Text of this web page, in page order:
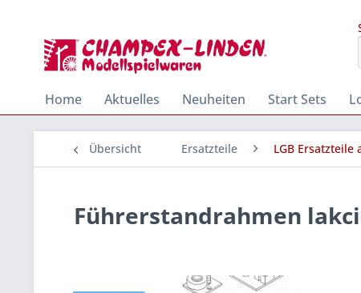
Home Aktuelles Neuheiten Start Sets
Übersicht Ersatzteile LGB
Führerstandrahmen